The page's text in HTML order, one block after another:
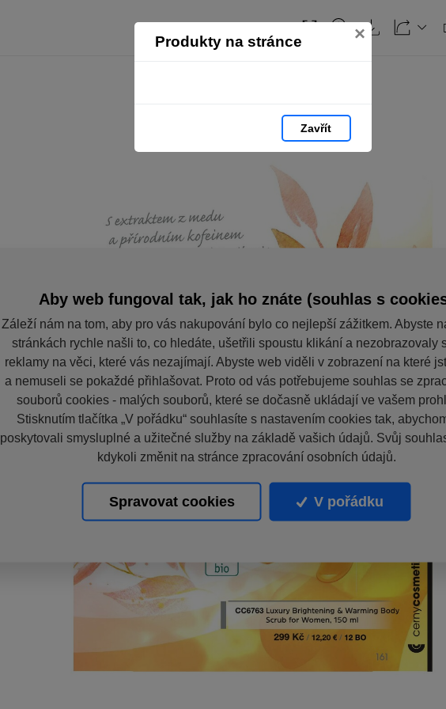
Produkty na stránce ×
Zavřít
Aby web fungoval tak, jak ho znáte (souhlas s
Záleží nám na tom, aby pro vás nakupování bylo co nejlepší zážitkem. Abyste
stránkách rychle našli to, co hledáte, ušetřili spoustu klikání a nezobrazovaly
reklamy na věci, které vás nezajímají. Abyste web viděli v zobrazení na které
a nemuseli se pokaždé přihlašovat. Proto od vás potřebujeme souhlas se
souborů cookies - malých souborů, které se dočasně ukládají ve vašem
Stisknutím tlačítka „V pořádku“ souhlasíte s nastavením cookies tak,
poskytovali smysluplné a užitečné služby na základě vašich údajů. Svůj
kdykoli změnit na stránce zpracování osobních údajů.
Spravovat cookies V pořádku